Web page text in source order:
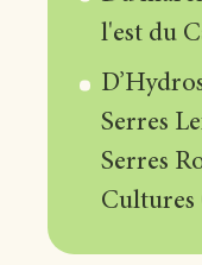
l'est du
Serres
Serres
Cultures